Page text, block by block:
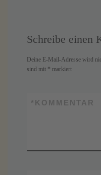
Schreibe einen
Deine E-Mail-Adresse wird
sind mit * markiert
KOMMENTAR
*